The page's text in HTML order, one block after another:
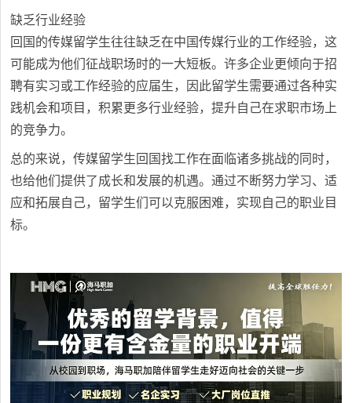
缺乏行业经验
回国的传媒留学生往往缺乏在中国传媒行业的工作经验，这
可能成为他们征战职场时的一大短板。许多企业更倾向于招
聘有实习或工作经验的应届生，因此留学生需要通过各种实
践机会和项目，积累更多行业经验，提升自己在求职市场上
的竞争力。
总的来说，传媒留学生回国找工作在面临诸多挑战的同时，
也给他们提供了成长和发展的机遇。通过不断努力学习、适
应和拓展自己，留学生们可以克服困难，实现自己的职业目
标。